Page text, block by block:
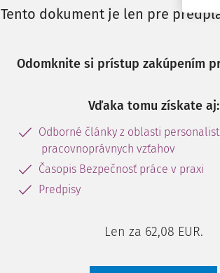
Tento dokument je len pre
Odomknite si prístup zakúpením
Vďaka tomu získate aj:
Odborné články z oblasti
pracovnoprávnych vzťahov
Časopis Bezpečnosť práce v praxi
Predpisy
Len za 62,08 EUR.